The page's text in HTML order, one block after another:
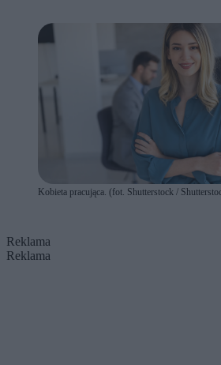
Kobieta pracująca. (fot. Shutterstock /
Reklama
Reklama